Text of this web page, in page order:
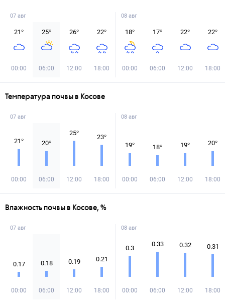
07 авг
21°
00:00
25°
06:00
26°
12:00
22°
18:00
08 авг
18°
00:00
17°
06:00
22°
12:00
22°
18:00
Температура почвы в Косове
07 авг
21°
00:00
20°
06:00
25°
12:00
23°
18:00
08 авг
19°
00:00
18°
06:00
19°
12:00
20°
18:00
Влажность почвы в Косове, %
07 авг
0.17
00:00
0.18
06:00
0.19
12:00
0.21
18:00
08 авг
0.3
00:00
0.33
06:00
0.32
12:00
0.31
18:00